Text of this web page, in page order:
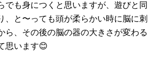
でも身につくと思いますが、遊びと同
、と〜っても頭が柔らかい時に脳に刺
ら、その後の脳の器の大きさが変わる
思います😊